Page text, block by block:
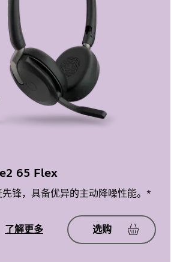
65 Flex
锋，具备优异的主动降噪性能。*
了解更多 选购